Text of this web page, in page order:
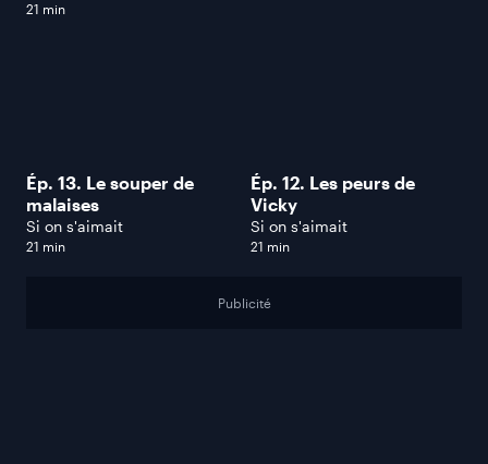
21 min
Ép. 13. Le souper de
malaises
Si on s'aimait
21 min
Ép. 12. Les peurs de
Vicky
Si on s'aimait
21 min
Publicité